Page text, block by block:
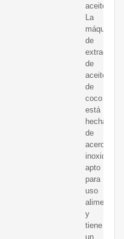
aceite.
La
máquina
de
extracción
de
aceite
de
coco
está
hecha
de
acero
inoxidable
apto
para
uso
alimentario
y
tiene
un